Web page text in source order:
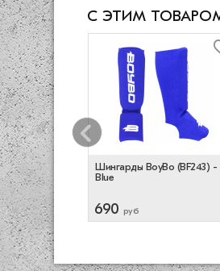
С ЭТИМ
Leone
Gold
Шингарды BoyBo (BF243) -
Blue
690 руб